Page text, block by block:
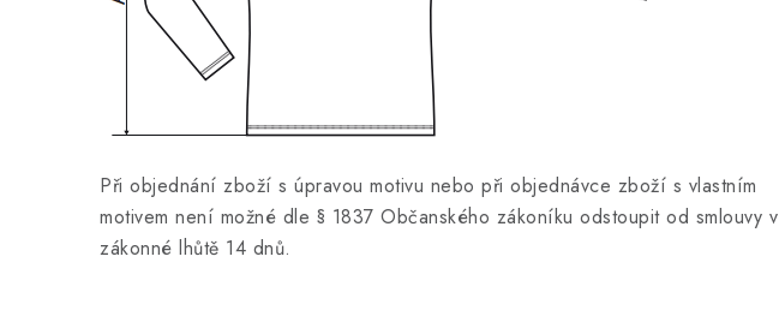
Při objednání zboží s úpravou motivu nebo při objednávce zboží s vlastním
motivem není možné dle § 1837 Občanského zákoníku odstoupit od smlouvy v
zákonné lhůtě 14 dnů.